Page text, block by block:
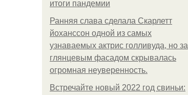
итоги пандемии
Ранняя слава сделала Скарлетт
йоханссон одной из самых
узнаваемых актрис голливуда, но за
глянцевым фасадом скрывалась
огромная неуверенность.
Встречайте новый 2022 год свиньи: